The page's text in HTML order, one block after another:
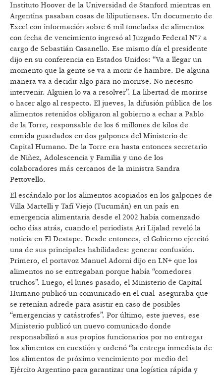
Instituto Hoover de la Universidad de Stanford mientras en
Argentina pasaban cosas de liliputienses. Un documento de
Excel con información sobre 6 mil toneladas de alimentos
con fecha de vencimiento ingresó al Juzgado Federal N°7 a
cargo de Sebastián Casanello. Ese mismo día el presidente
dijo en su conferencia en Estados Unidos: “Va a llegar un
momento que la gente se va a morir de hambre. De alguna
manera va a decidir algo para no morirse. No necesito
intervenir. Alguien lo va a resolver”. La libertad de morirse
o hacer algo al respecto. El jueves, la difusión pública de los
alimentos retenidos obligaron al gobierno a echar a Pablo
de la Torre, responsable de los 6 millones de kilos de
comida guardados en dos galpones del Ministerio de
Capital Humano. De la Torre era hasta entonces secretario
de Niñez, Adolescencia y Familia y uno de los
colaboradores más cercanos de la ministra Sandra
Pettovello.
El escándalo por los alimentos acopiados en los galpones de
Villa Martelli y Tafí Viejo (Tucumán) en un país en
emergencia alimentaria desde el 2002 había comenzado
ocho días atrás, cuando el periodista Ari Lijalad reveló la
noticia en El Destape. Desde entonces, el Gobierno ejercitó
una de sus principales habilidades: generar confusión.
Primero, el portavoz Manuel Adorni dijo en LN+ que los
alimentos no se entregaban porque había “comedores
truchos”. Luego, el lunes pasado, el Ministerio de Capital
Humano publicó un comunicado en el cual aseguraba que
se retenían adrede para asistir en caso de posibles
“emergencias y catástrofes”. Por último, este jueves, ese
Ministerio publicó un nuevo comunicado donde
responsabilizó a sus propios funcionarios por no entregar
los alimentos en cuestión y ordenó “la entrega inmediata de
los alimentos de próximo vencimiento por medio del
Ejército Argentino para garantizar una logística rápida y